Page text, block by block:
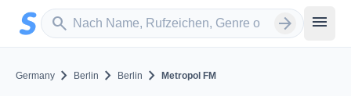
Zum Hauptinhalt springen
search
Sender suchen arrow_forward menu
Germany chevron_right Berlin chevron_right Berlin chevron_right Metropol FM